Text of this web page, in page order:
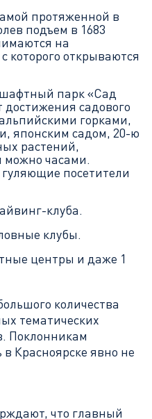
протяженной в
подъем в 1683
на
которого открываются
парк «Сад
садового
горками,
японским садом, 20-ю
растений,
часами.
посетители
клуба.
клубы.
центры и даже 1
количества
тематических
Поклонникам
в Красноярске явно не
что главный